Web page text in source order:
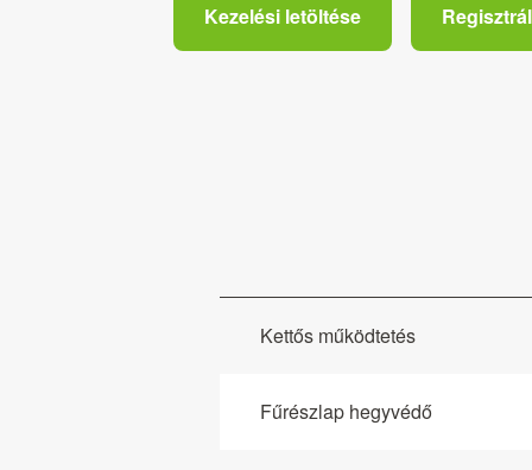
Kezelési letöltése
Kettős működtetés
Fűrészlap hegyvédő